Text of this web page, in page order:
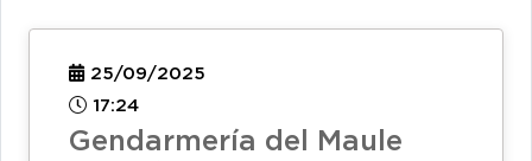
25/09/2025
17:24
Gendarmería del Maule